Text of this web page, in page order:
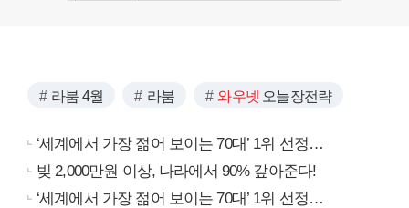
라붐 4월 라붐 와우넷 오늘장전략
‘세계에서 가장 젊어 보이는 70대’ 1위 선정…
빚 2,000만원 이상, 나라에서 90% 갚아준다!
‘세계에서 가장 젊어 보이는 70대’ 1위 선정…